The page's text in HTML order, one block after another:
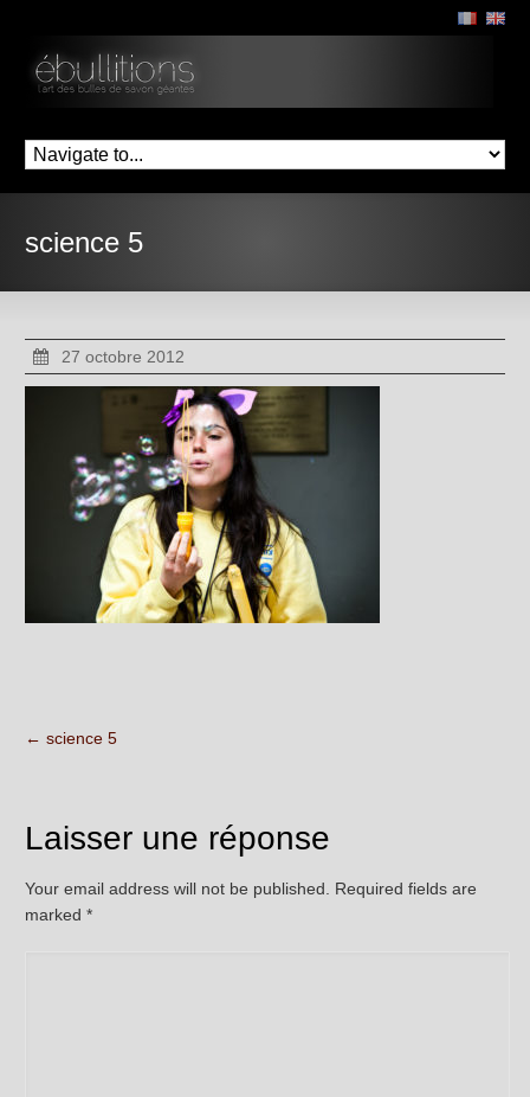
science 5
27 octobre 2012
← science 5
Laisser une réponse
Your email address will not be published. Required fields are
marked*